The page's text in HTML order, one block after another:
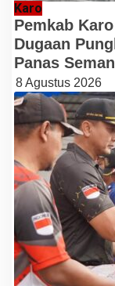
Karo
Pemkab
Dugaan
Panas
8 Agustus 2026